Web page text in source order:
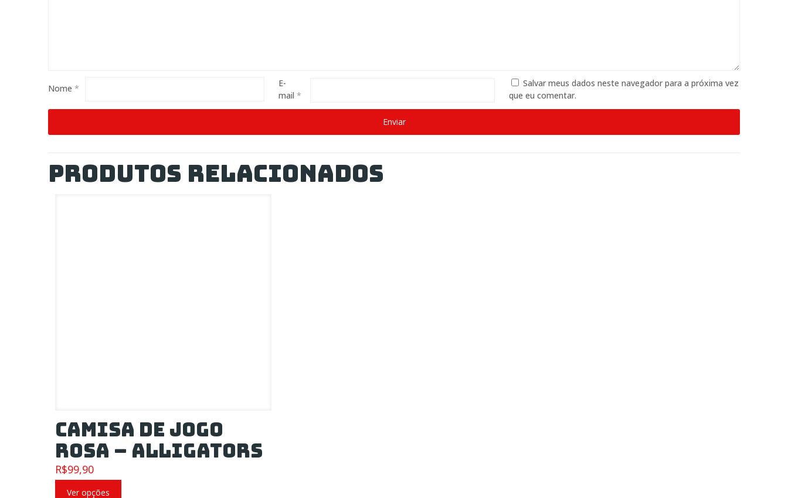
Nome *
E-
mail *
Salvar meus dados neste navegador para a próxima vez
que eu comentar.
Produtos relacionados
Camisa de Jogo
Rosa – Alligators
R$99,90
Ver opções